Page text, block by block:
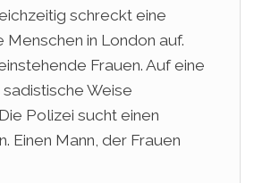
schreckt eine
in London auf.
Frauen. Auf eine
Weise
Polizei sucht einen
Einen Mann, der Frauen